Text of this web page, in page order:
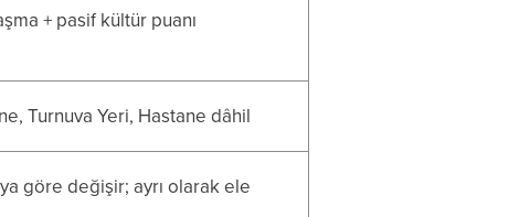
+ pasif kültür puanı
Turnuva Yeri, Hastane dâhil
göre değişir; ayrı olarak ele